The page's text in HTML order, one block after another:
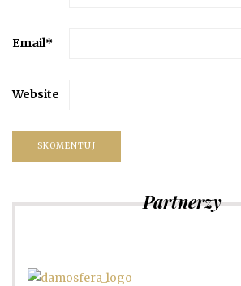
Email*
Website
Partnerzy